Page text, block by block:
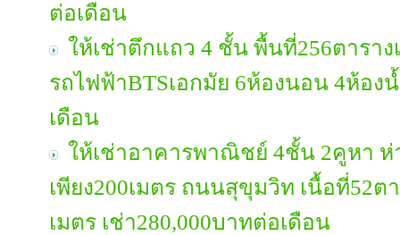
ต่อเดือน
ให้เช่าตึกแถว 4 ชั้น พื้นที่256ตารา
รถไฟฟ้าBTSเอกมัย 6ห้องนอน 4ห้อง
เดือน
ให้เช่าอาคารพาณิชย์ 4ชั้น 2คูหา ห่
เพียง200เมตร ถนนสุขุมวิท เนื้อที่52ต
เมตร เช่า280,000บาทต่อเดือน